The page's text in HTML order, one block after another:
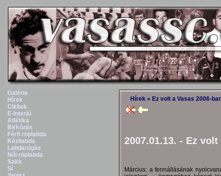
Galéria
Hírek
Cikkek
E-Interjú
Atlétika
Birkózás
Férfi röplabda
Kézilabda
Labdarúgás
Női röplabda
Sakk
Sí
Hírek » Ez volt a Vasas 2006-
2007.01.13. - Ez
Március: a fennállásának